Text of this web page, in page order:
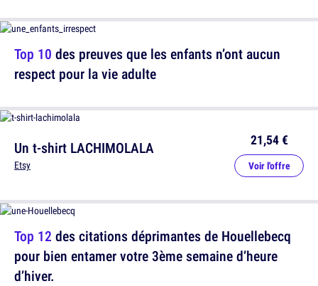
Top 10 des preuves que les enfants n’ont aucun
respect pour la vie adulte
Top 12 des citations déprimantes de Houellebecq
pour bien entamer votre 3ème semaine d’heure
d’hiver.
Un t-shirt LACHIMOLALA
Etsy
21,54 €
Voir l'offre